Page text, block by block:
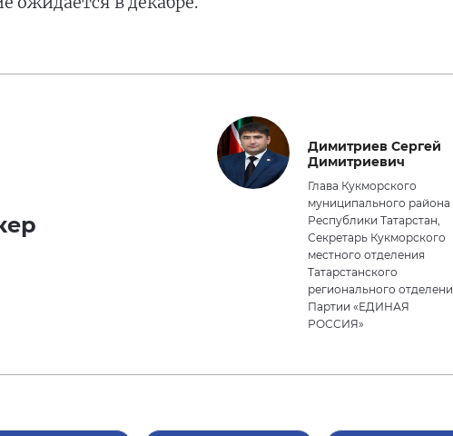
Димитриев Сергей
Димитриевич
Глава Кукморского
муниципального района
Республики Татарстан,
Секретарь Кукморского
местного отделения
Татарстанского
регионального
Партии «ЕДИНАЯ
РОССИЯ»